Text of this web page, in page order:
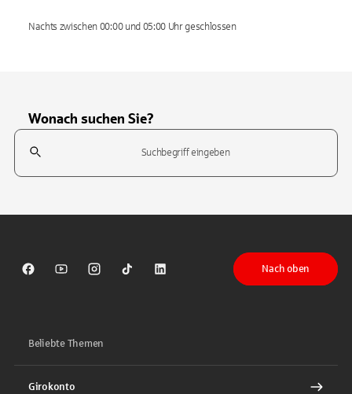
Nachts zwischen 00:00 und 05:00 Uhr geschlossen
Wonach suchen Sie?
Suchfeld
Sparkasse auf Facebook
Sparkasse auf Youtube
Sparkasse auf Instagram
Sparkasse auf TikTok
Sparkasse auf LinkedIn
Nach oben
Beliebte Themen
Girokonto